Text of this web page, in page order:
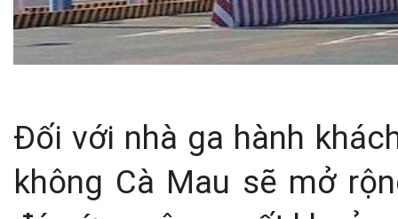
Đối với nhà ga hành
không Cà Mau sẽ mở